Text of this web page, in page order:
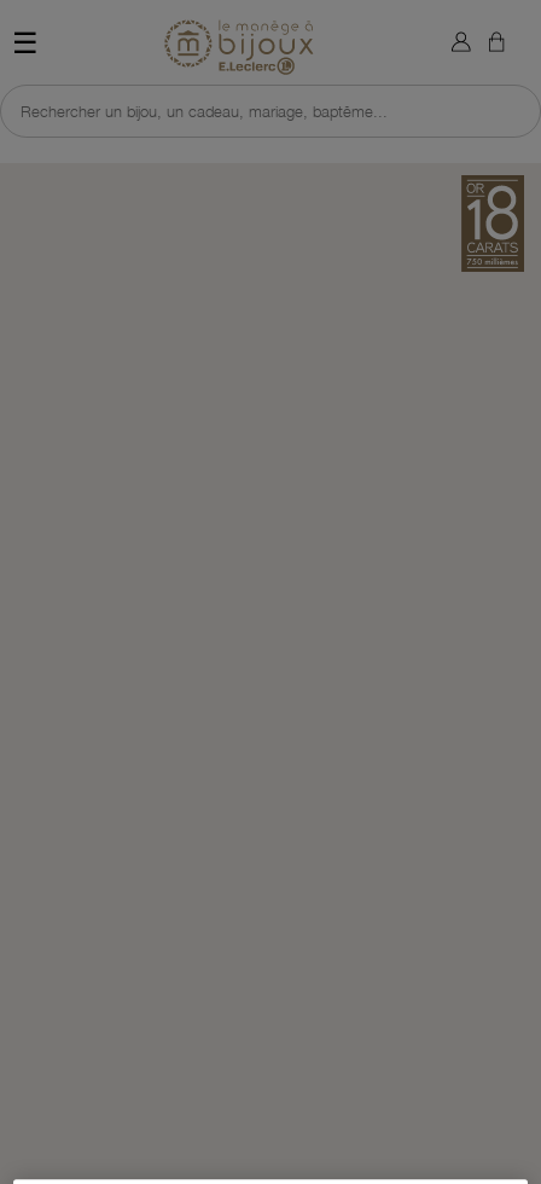
☰ Retour à l'accueil du site
Rechercher un bijou, un cadeau, mariage, baptême...
×